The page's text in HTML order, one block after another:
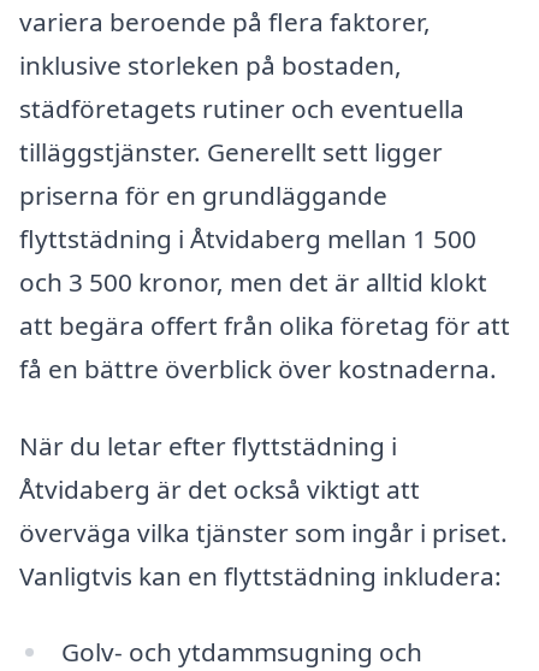
variera beroende på flera faktorer,
inklusive storleken på bostaden,
städföretagets rutiner och eventuella
tilläggstjänster. Generellt sett ligger
priserna för en grundläggande
flyttstädning i Åtvidaberg mellan 1 500
och 3 500 kronor, men det är alltid klokt
att begära offert från olika företag för att
få en bättre överblick över kostnaderna.
När du letar efter flyttstädning i
Åtvidaberg är det också viktigt att
överväga vilka tjänster som ingår i priset.
Vanligtvis kan en flyttstädning inkludera:
Golv- och ytdammsugning och